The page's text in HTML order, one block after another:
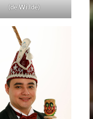
(de Wi.lde)